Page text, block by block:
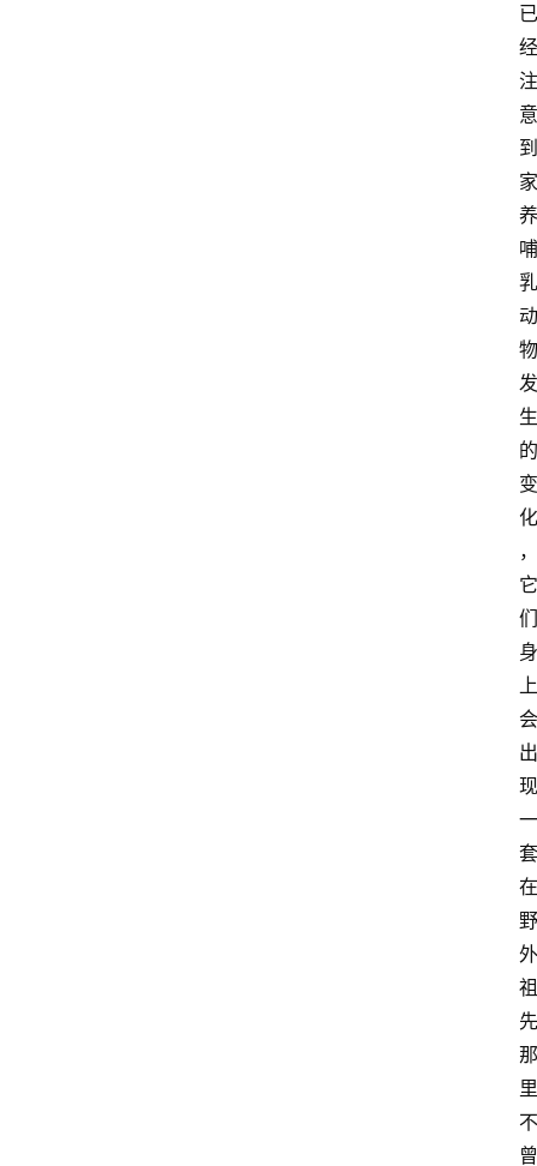
已
经
注
意
到
家
养
哺
乳
动
物
发
生
的
变
化
，
它
们
身
上
会
出
现
一
套
在
野
外
祖
先
那
里
不
曾